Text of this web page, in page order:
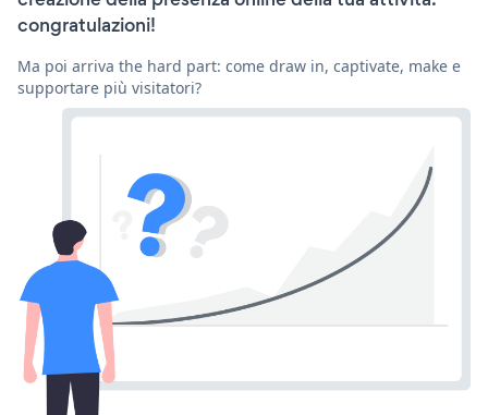
congratulazioni!
Ma poi arriva the hard part: come draw in, captivate, make e
supportare più visitatori?